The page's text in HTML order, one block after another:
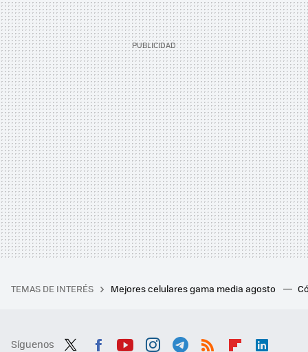
TEMAS DE INTERÉS Mejores celulares gama media agosto
Síguenos